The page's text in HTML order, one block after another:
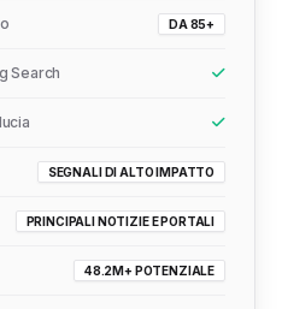
DA 85+
Search
SEGNALI DI ALTO IMPATTO
PRINCIPALI NOTIZIE E PORTALI
48.2M+ POTENZIALE